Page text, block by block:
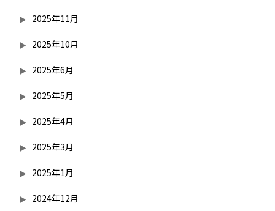
2025年11月
2025年10月
2025年6月
2025年5月
2025年4月
2025年3月
2025年1月
2024年12月